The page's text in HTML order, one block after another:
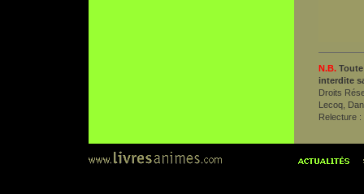
N.B.
interdite
Droits
Lecoq,
Relecture :